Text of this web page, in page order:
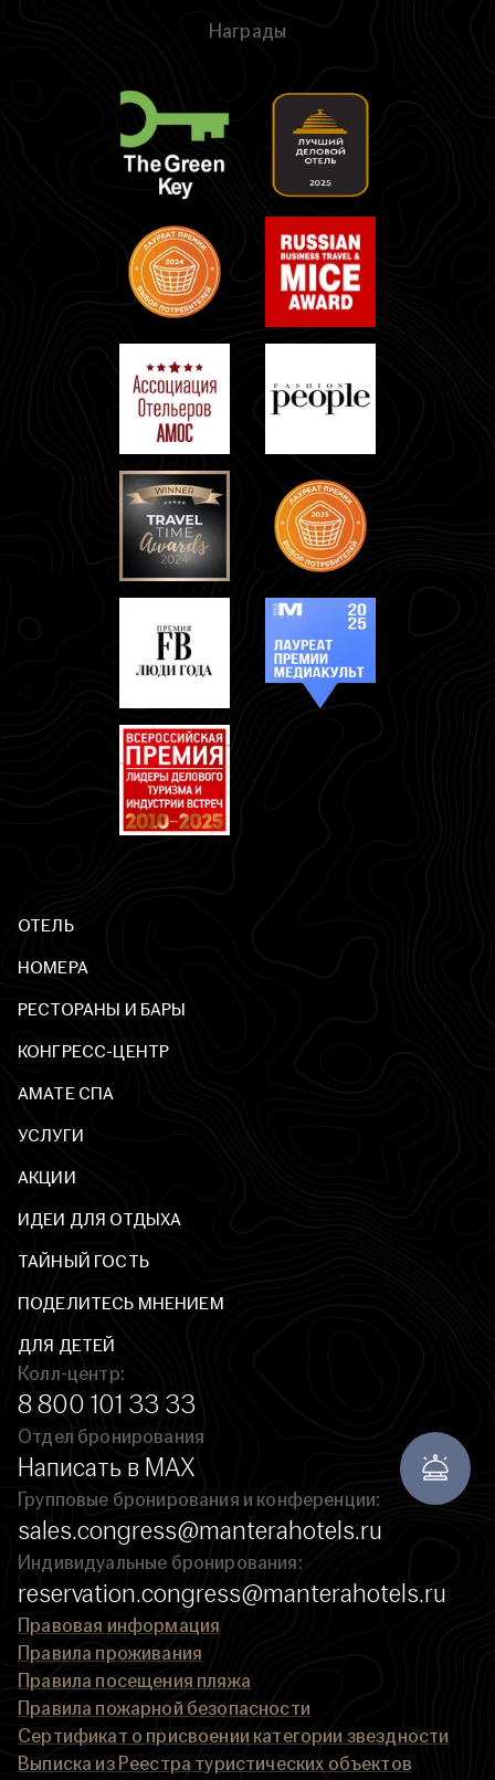
Награды
ОТЕЛЬ
НОМЕРА
РЕСТОРАНЫ И БАРЫ
КОНГРЕСС-ЦЕНТР
AМАТЕ СПА
УСЛУГИ
АКЦИИ
ИДЕИ ДЛЯ ОТДЫХА
ТАЙНЫЙ ГОСТЬ
ПОДЕЛИТЕСЬ МНЕНИЕМ
ДЛЯ ДЕТЕЙ
Колл-центр:
8 800 101 33 33
Отдел бронирования
Написать в MAX
Групповые бронирования и конференции:
sales.congress@manterahotels.ru
Индивидуальные бронирования:
reservation.congress@manterahotels.ru
Правовая информация
Правила проживания
Правила посещения пляжа
Правила пожарной безопасности
Сертификат о присвоении категории звездности
Выписка из Реестра туристических объектов